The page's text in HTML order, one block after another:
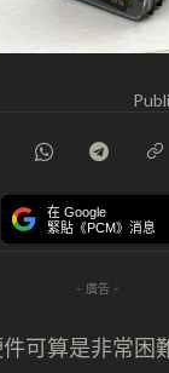
在 Google
緊貼《PCM》消息
- 廣告 -
可算是非常困